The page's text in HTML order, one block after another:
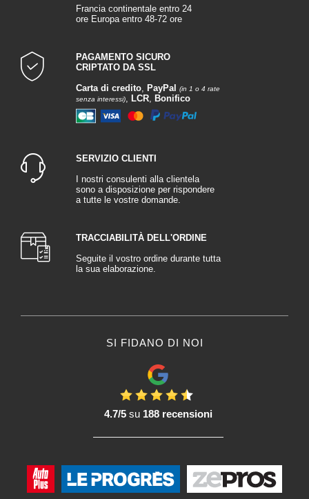
Francia continentale entro 24
ore Europa entro 48-72 ore
PAGAMENTO SICURO
CRIPTATO DA SSL
Carta di credito, PayPal
(in 1 o 4 rate
senza interessi), LCR, Bonifico
SERVIZIO CLIENTI
I nostri consulenti alla clientela
sono a disposizione per rispondere
a tutte le vostre domande.
TRACCIABILITÀ DELL'ORDINE
Seguite il vostro ordine durante tutta
la sua elaborazione.
SI FIDANO DI NOI
4.7/5su 188 recensioni